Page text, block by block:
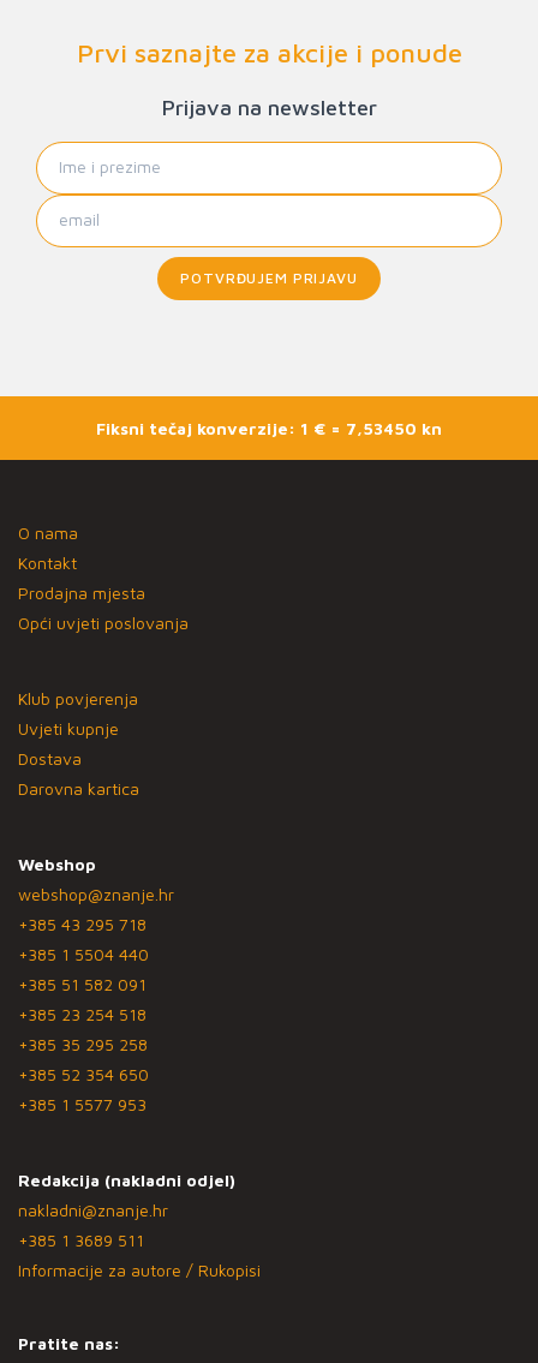
Prvi saznajte za akcije i ponude
Prijava na newsletter
POTVRĐUJEM PRIJAVU
Fiksni tečaj konverzije: 1 € = 7,53450 kn
O nama
Kontakt
Prodajna mjesta
Opći uvjeti poslovanja
Klub povjerenja
Uvjeti kupnje
Dostava
Darovna kartica
Webshop
webshop@znanje.hr
+385 43 295 718
+385 1 5504 440
+385 51 582 091
+385 23 254 518
+385 35 295 258
+385 52 354 650
+385 1 5577 953
Redakcija (nakladni odjel)
nakladni@znanje.hr
+385 1 3689 511
Informacije za autore / Rukopisi
Pratite nas: